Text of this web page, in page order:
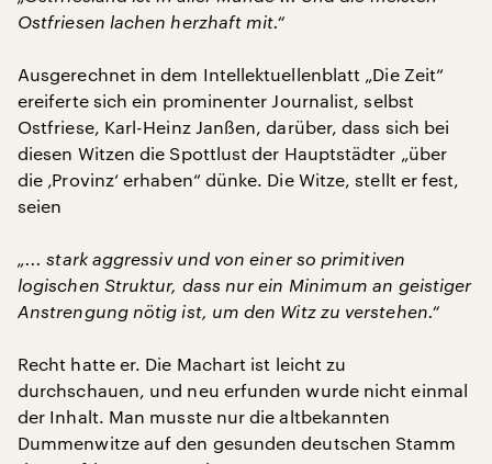
Ostfriesen lachen herzhaft mit.“
Ausgerechnet in dem Intellektuellenblatt „Die Zeit“
ereiferte sich ein prominenter Journalist, selbst
Ostfriese, Karl-Heinz Janßen, darüber, dass sich bei
diesen Witzen die Spottlust der Hauptstädter „über
die ‚Provinz‘ erhaben“ dünke. Die Witze, stellt er fest,
seien
„... stark aggressiv und von einer so primitiven
logischen Struktur, dass nur ein Minimum an geistiger
Anstrengung nötig ist, um den Witz zu verstehen.“
Recht hatte er. Die Machart ist leicht zu
durchschauen, und neu erfunden wurde nicht einmal
der Inhalt. Man musste nur die altbekannten
Dummenwitze auf den gesunden deutschen Stamm